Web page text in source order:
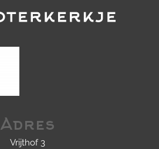
Adres
Vrijthof 3